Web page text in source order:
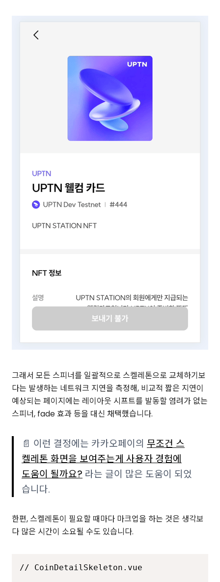
그래서 모든 스피너를 일괄적으로 스켈레톤으로 교체하기보
다는 발생하는 네트워크 지연을 측정해, 비교적 짧은 지연이
예상되는 페이지에는 레이아웃 시프트를 발동할 염려가 없는
스피너, fade 효과 등을 대신 채택했습니다.
📄 이런 결정에는 카카오페이의 무조건 스
켈레톤 화면을 보여주는게 사용자 경험에
도움이 될까요? 라는 글이 많은 도움이 되었
습니다.
한편, 스켈레톤이 필요할 때마다 마크업을 하는 것은 생각보
다 많은 시간이 소요될 수도 있습니다.
// CoinDetailSkeleton.vue